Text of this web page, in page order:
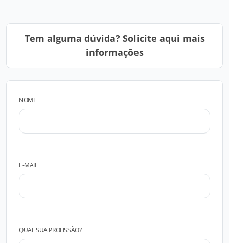
Tem alguma dúvida? Solicite aqui mais
informações
NOME
E-MAIL
QUAL SUA PROFISSÃO?